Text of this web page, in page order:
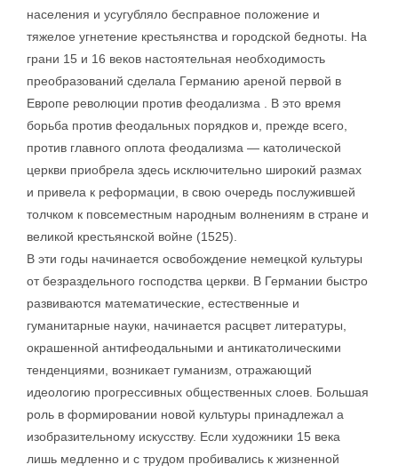
населения и усугубляло бесправное положение и
тяжелое угнетение крестьянства и городской бедноты. На
грани 15 и 16 веков настоятельная необходимость
преобразований сделала Германию ареной первой в
Европе революции против феодализма . В это время
борьба против феодальных порядков и, прежде всего,
против главного оплота феодализма — католической
церкви приобрела здесь исключительно широкий размах
и привела к реформации, в свою очередь послужившей
толчком к повсеместным народным волнениям в стране и
великой крестьянской войне (1525).
В эти годы начинается освобождение немецкой культуры
от безраздельного господства церкви. В Германии быстро
развиваются математические, естественные и
гуманитарные науки, начинается расцвет литературы,
окрашенной антифеодальными и антикатолическими
тенденциями, возникает гуманизм, отражающий
идеологию прогрессивных общественных слоев. Большая
роль в формировании новой культуры принадлежал а
изобразительному искусству. Если художники 15 века
лишь медленно и с трудом пробивались к жизненной